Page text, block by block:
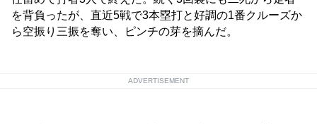
を背負ったが、直近5戦で3本塁打と好調の1番クルーズか
ら空振り三振を奪い、ピンチの芽を摘んだ。
ADVERTISEMENT